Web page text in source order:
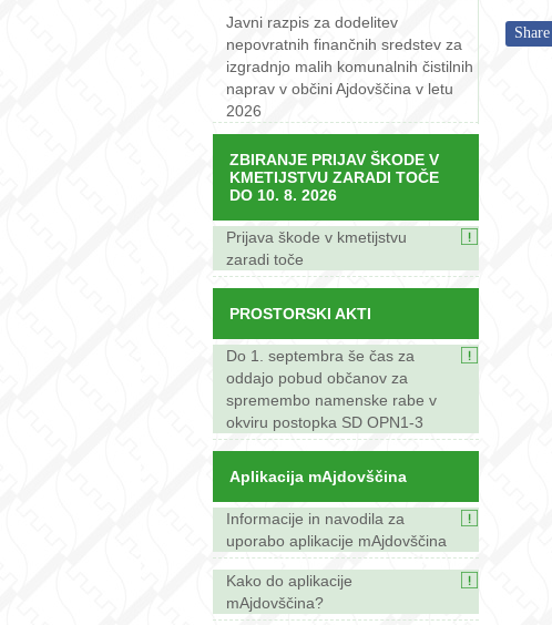
Javni razpis za dodelitev
nepovratnih finančnih sredstev za
izgradnjo malih komunalnih čistilnih
naprav v občini Ajdovščina v letu
2026
ZBIRANJE PRIJAV ŠKODE V
KMETIJSTVU ZARADI TOČE
DO 10. 8. 2026
Prijava škode v kmetijstvu
zaradi toče
PROSTORSKI AKTI
Do 1. septembra še čas za
oddajo pobud občanov za
spremembo namenske rabe v
okviru postopka SD OPN1-3
Aplikacija mAjdovščina
Informacije in navodila za
uporabo aplikacije mAjdovščina
Kako do aplikacije
mAjdovščina?
Share